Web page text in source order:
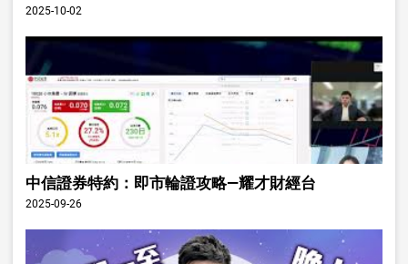
2025-10-02
中信證券特約：即市輪證攻略—耀才財經台
2025-09-26